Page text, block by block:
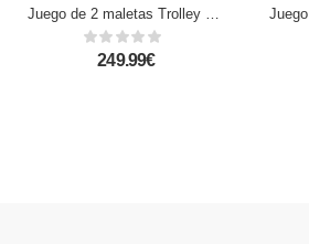
Juego de 2 maletas Trolley extensibles, en material ligero ABS de alta resistencia con esquinas reforzadas. Cerradura numérica, 4 ruedas dobles giratorias 360° y extraíbles.
249.99€